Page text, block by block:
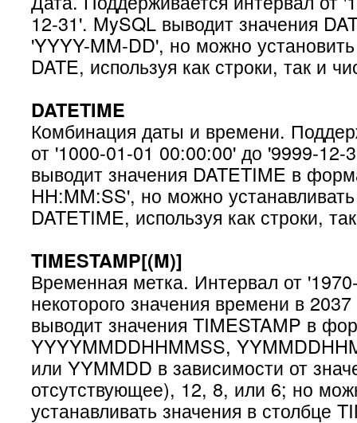
12-31'. MySQL выводит значения
'YYYY-MM-DD', но можно
DATE, используя как строки, так и
DATETIME
Комбинация даты и времени.
от '1000-01-01 00:00:00' до '9999-12-
выводит значения DATETIME в
HH:MM:SS', но можно
DATETIME, используя как строки,
TIMESTAMP[(M)]
Временная метка. Интервал от
некоторого значения времени в
выводит значения TIMESTAMP в
YYYYMMDDHHMMSS,
или YYMMDD в зависимости от
отсутствующее), 12, 8, или 6; но
устанавливать значения в столбце